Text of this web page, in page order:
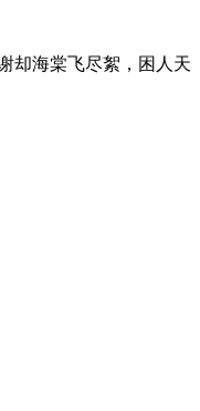
却海棠飞尽絮，困人天